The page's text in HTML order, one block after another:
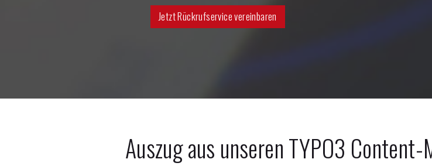
Jetzt Rückrufservice vereinbaren
Auszug aus unseren TYPO3